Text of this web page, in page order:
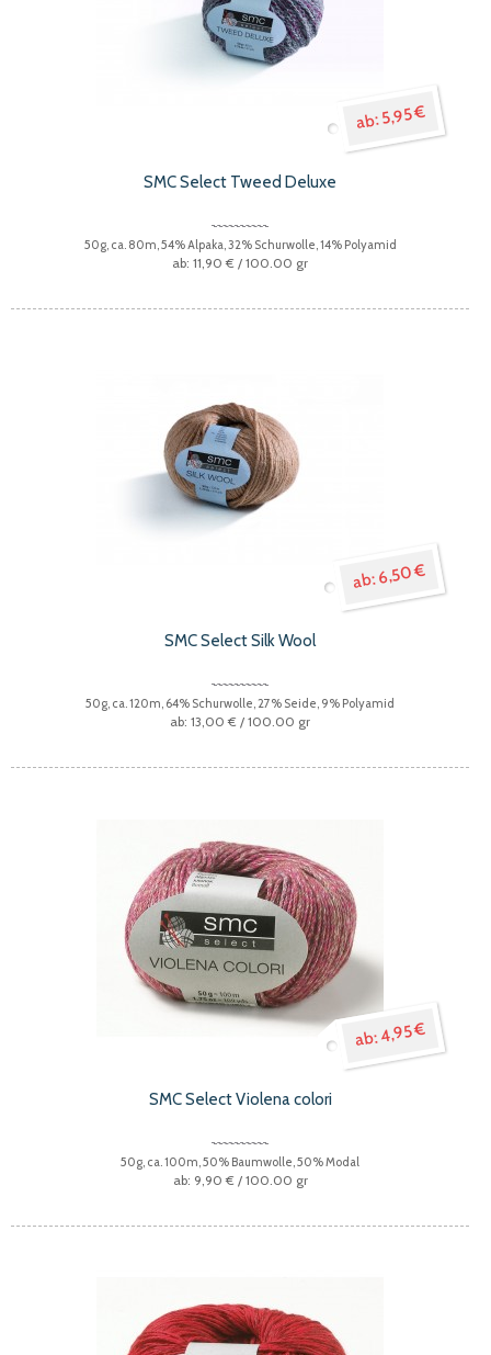
5,95 €
SMC Select Tweed Deluxe
50g, ca. 80m, 54% Alpaka, 32% Schurwolle, 14% Polyamid
11,90 € / 100.00 gr
6,50 €
SMC Select Silk Wool
50g, ca. 120m, 64% Schurwolle, 27% Seide, 9% Polyamid
13,00 € / 100.00 gr
4,95 €
SMC Select Violena colori
50g, ca. 100m, 50% Baumwolle, 50% Modal
9,90 € / 100.00 gr